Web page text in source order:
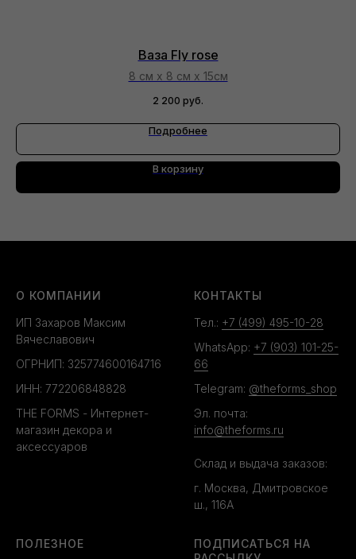
Ваза Fly rose
8 см х 8 см х 15см
2 200 руб.
Подробнее
В корзину
О КОМПАНИИ
ИП Захаров Максим
Вячеславович
ОГРНИП: 325774600164716
ИНН: 772206848828
THE FORMS - Интернет-
магазин декора и
аксессуаров
КОНТАКТЫ
Тел.: +7 (499) 495-10-28
WhatsApp: +7 (903) 101-25-
66
Telegram: @theforms_shop
Эл. почта:
info@theforms.ru
Склад и выдача заказов:
г. Москва, Дмитровское
ш., 116А
ПОЛЕЗНОЕ
ПОДПИСАТЬСЯ НА